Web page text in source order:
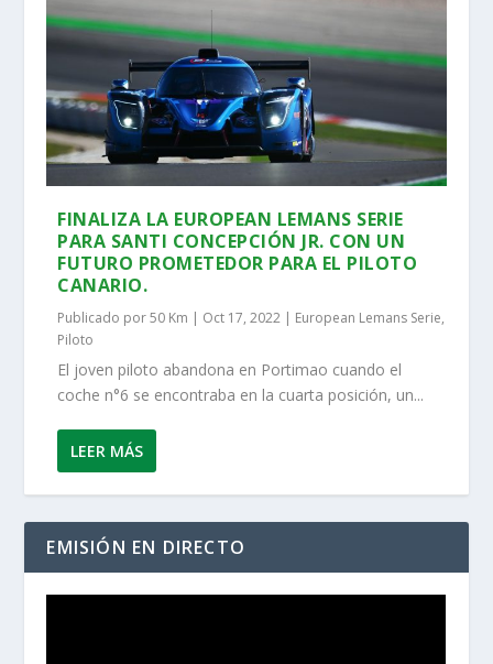
FINALIZA LA EUROPEAN LEMANS SERIE
PARA SANTI CONCEPCIÓN JR. CON UN
FUTURO PROMETEDOR PARA EL PILOTO
CANARIO.
Publicado por50 Km | Oct 17, 2022 | European Lemans Serie,
Piloto
El joven piloto abandona en Portimao cuando el
coche n°6 se encontraba en la cuarta posición, un...
LEER MÁS
EMISIÓN EN DIRECTO